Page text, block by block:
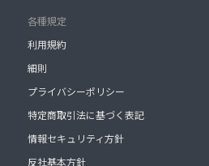
各種規定
利用規約
細則
プライバシーポリシー
特定商取引法に基づく表記
情報セキュリティ方針
反社基本方針